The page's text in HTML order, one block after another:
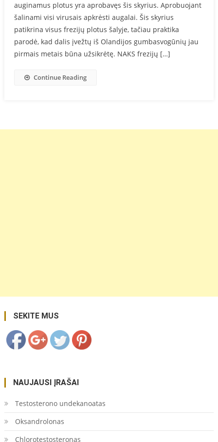
auginamus plotus yra aprobavęs šis skyrius. Aprobuojant
šalinami visi virusais apkrėsti augalai. Šis skyrius
patikrina visus frezijų plotus šalyje, tačiau praktika
parodė, kad dalis įvežtų iš Olandijos gumbasvogūnių jau
pirmais metais būna užsikrėtę. NAKS frezijų […]
Continue Reading
SEKITE MUS
reiksme/">
NAUJAUSI ĮRAŠAI
Testosterono undekanoatas
Oksandrolonas
Chlorotestosteronas